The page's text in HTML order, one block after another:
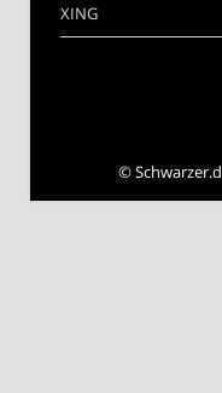
XING
©